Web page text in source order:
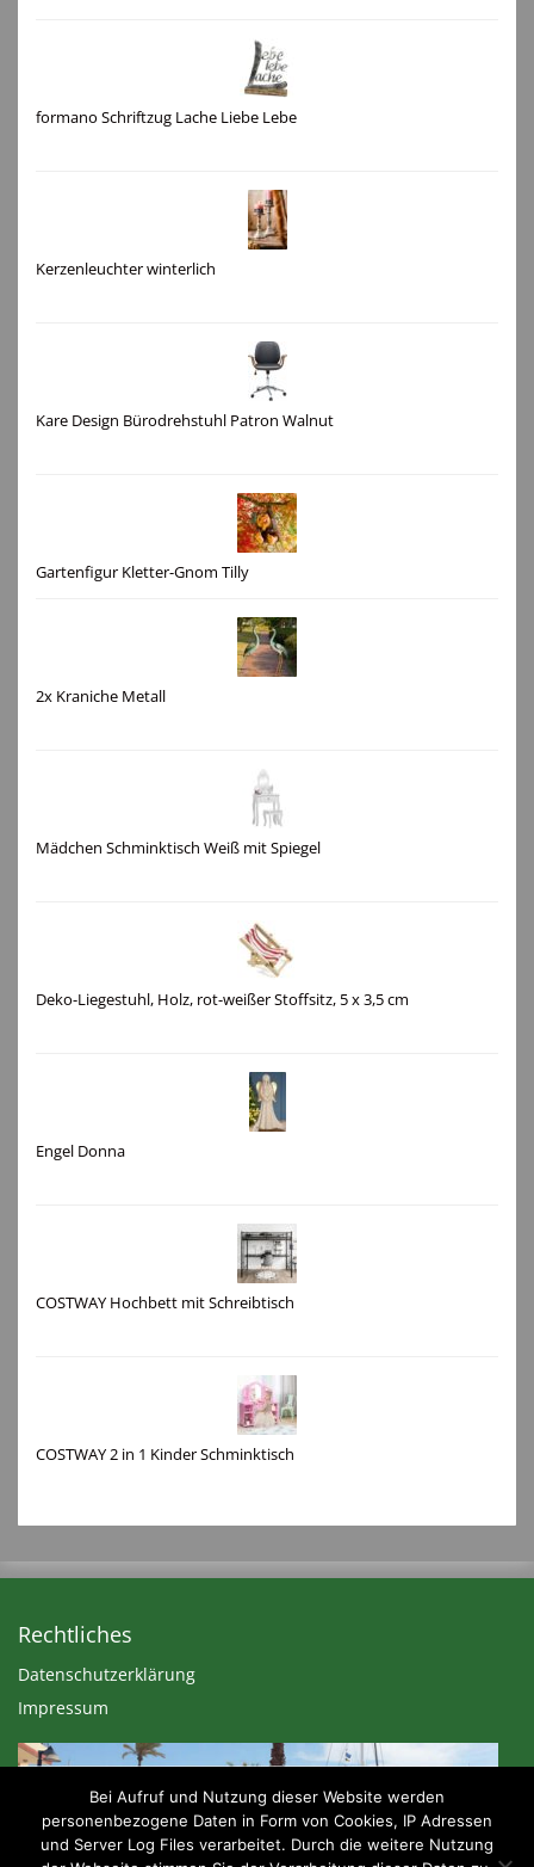
formano Schriftzug Lache Liebe Lebe
Kerzenleuchter winterlich
Kare Design Bürodrehstuhl Patron Walnut
Gartenfigur Kletter-Gnom Tilly
2x Kraniche Metall
Mädchen Schminktisch Weiß mit Spiegel
Deko-Liegestuhl, Holz, rot-weißer Stoffsitz, 5 x 3,5 cm
Engel Donna
COSTWAY Hochbett mit Schreibtisch
COSTWAY 2 in 1 Kinder Schminktisch
Rechtliches
Datenschutzerklärung
Impressum
Bei Aufruf und Nutzung dieser Website werden
personenbezogene Daten in Form von Cookies, IP Adressen
und Server Log Files verarbeitet. Durch die weitere Nutzung